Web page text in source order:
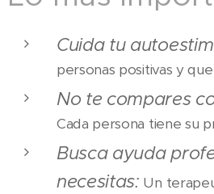
Cuida tu
personas positivas y
No te compares
Cada persona tiene su
Busca ayuda
necesitas: Un